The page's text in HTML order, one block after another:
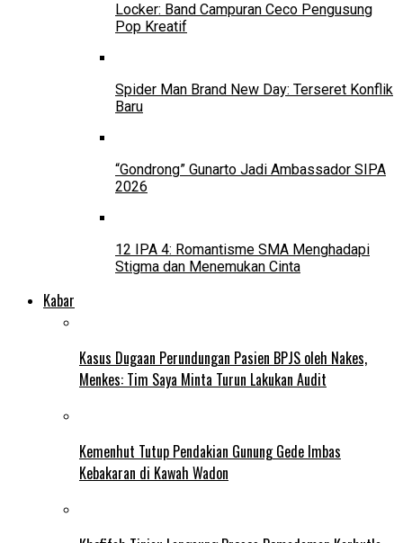
Locker: Band Campuran Ceco Pengusung
Pop Kreatif
Spider Man Brand New Day: Terseret Konflik
Baru
“Gondrong” Gunarto Jadi Ambassador SIPA
2026
12 IPA 4: Romantisme SMA Menghadapi
Stigma dan Menemukan Cinta
Kabar
Kasus Dugaan Perundungan Pasien BPJS oleh Nakes,
Menkes: Tim Saya Minta Turun Lakukan Audit
Kemenhut Tutup Pendakian Gunung Gede Imbas
Kebakaran di Kawah Wadon